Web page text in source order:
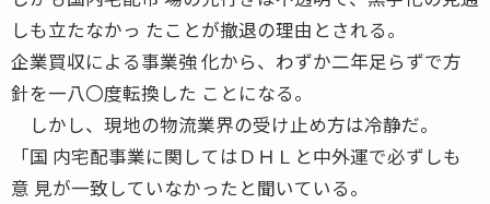
しも立たなかっ たことが撤退の理由とされる。
企業買収による事業強 化から、わずか二年足らずで方
針を一八〇度転換した ことになる。
しかし、現地の物流業界の受け止め方は冷静だ。
「国 内宅配事業に関してはＤＨＬと中外運で必ずしも
意 見が一致していなかったと聞いている。